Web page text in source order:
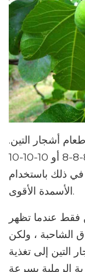
أشجار التين.
الأسمدة للأغراض العامة مع تحليل 8-8-8 أو 10-10-10
ذلك باستخدام
الأسمدة الأقوى.
فقط عندما تظهر
الشاحبة ، ولكن
التين إلى تغذية
الرملية بسرعة